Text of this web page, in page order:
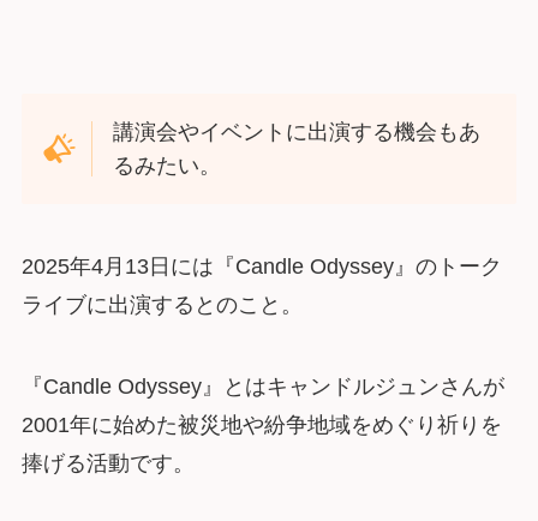
講演会やイベントに出演する機会もあ
るみたい。
2025年4月13日には『Candle Odyssey』のトーク
ライブに出演するとのこと。
『Candle Odyssey』とはキャンドルジュンさんが
2001年に始めた被災地や紛争地域をめぐり祈りを
捧げる活動です。